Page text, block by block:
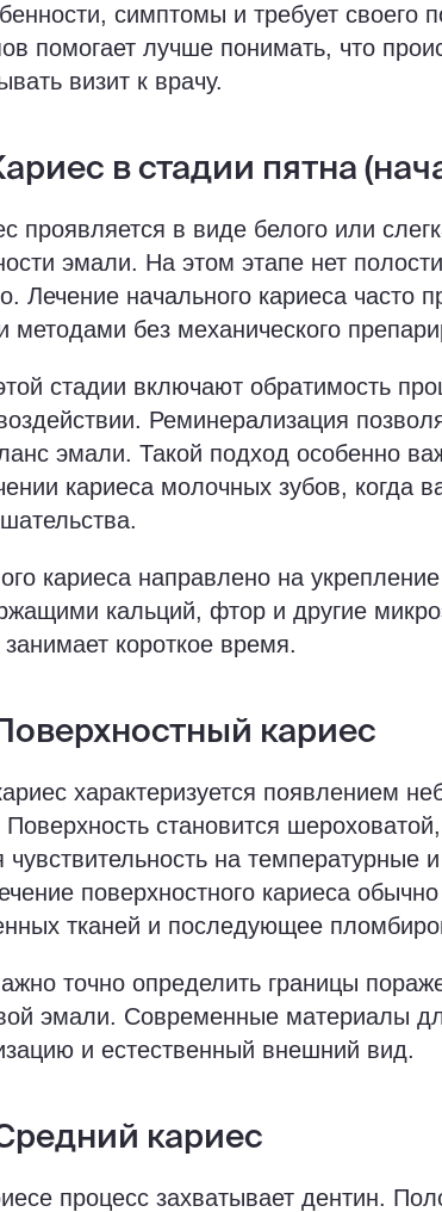
симптомы и требует своего
помогает лучше понимать, что
визит к врачу.
в стадии пятна
проявляется в виде белого или
эмали. На этом этапе нет
Лечение начального кариеса часто
методами без механического
стадии включают обратимость
Реминерализация
эмали. Такой подход особенно
кариеса молочных зубов, когда
кариеса направлено на
кальций, фтор и другие
короткое время.
кариес
характеризуется появлением
становится
чувствительность на температурные
поверхностного кариеса
тканей и последующее
точно определить границы
эмали. Современные материалы
и естественный внешний вид.
кариес
процесс захватывает дентин.